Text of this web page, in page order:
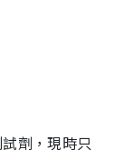
劑，現時只